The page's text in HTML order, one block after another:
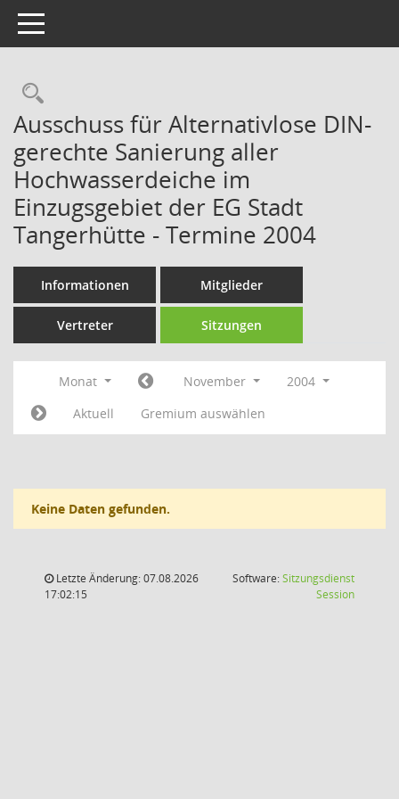
Toggle navigation
Rechercheauswahl
Ausschuss für Alternativlose DIN-
gerechte Sanierung aller
Hochwasserdeiche im
Einzugsgebiet der EG Stadt
Tangerhütte - Termine 2004
Informationen Mitglieder
Vertreter Sitzungen
Monat November
2004
Aktuell
Gremium auswählen
Keine Daten gefunden.
Letzte Änderung: 07.08.2026
17:02:15
Software:Sitzungsdienst
Session(Wird in